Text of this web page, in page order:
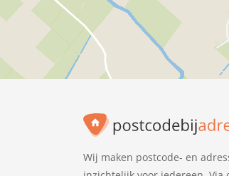
Wij maken postcode- en